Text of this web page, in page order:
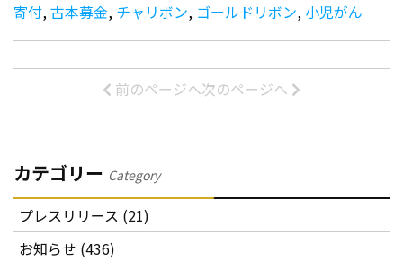
寄付, 古本募金, チャリボン, ゴールドリボン, 小児がん
前のページへ次のページへ
カテゴリー Category
プレスリリース (21)
お知らせ (436)